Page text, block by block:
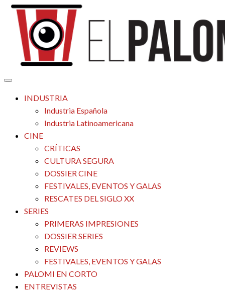
Saltar
contenido
El Palomitrón
Tu espacio de la industria de cine española y latinoamericana
INDUSTRIA
Industria Española
Industria Latinoamericana
CINE
CRÍTICAS
CULTURA SEGURA
DOSSIER CINE
FESTIVALES, EVENTOS Y GALAS
RESCATES DEL SIGLO XX
SERIES
PRIMERAS IMPRESIONES
DOSSIER SERIES
REVIEWS
FESTIVALES, EVENTOS Y GALAS
PALOMI EN CORTO
ENTREVISTAS